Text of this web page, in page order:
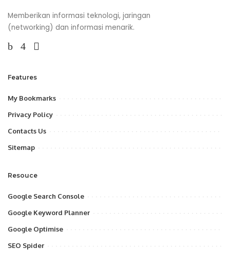
Memberikan informasi teknologi, jaringan
(networking) dan informasi menarik.
Features
My Bookmarks
Privacy Policy
Contacts Us
Sitemap
Resouce
Google Search Console
Google Keyword Planner
Google Optimise
SEO Spider